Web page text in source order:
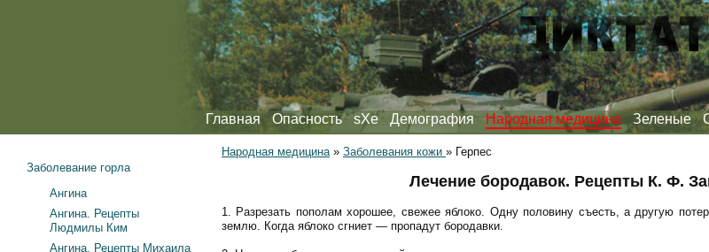
Главная Опасность sXe Демография Народная медицина Зеленые
Народная медицина» Заболевания кожи » Герпес
Лечение бородавок. Рецепты К. Ф.
1. Разрезать пополам хорошее, свежее яблоко. Одну половину съесть, а другую
землю. Когда яблоко сгниет — пропадут бородавки.
Заболевание горла
Ангина
Ангина. Рецепты
Людмилы Ким
Ангина. Рецепты Михаила